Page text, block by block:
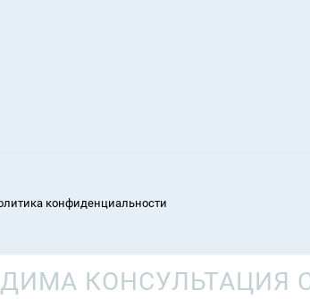
конфиденциальности
КОНСУЛЬТАЦИЯ